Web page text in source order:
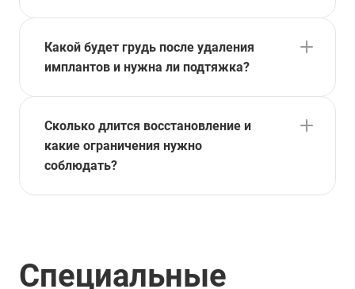
Какой будет грудь после удаления
имплантов и нужна ли подтяжка?
Сколько длится восстановление и
какие ограничения нужно
соблюдать?
Специальные